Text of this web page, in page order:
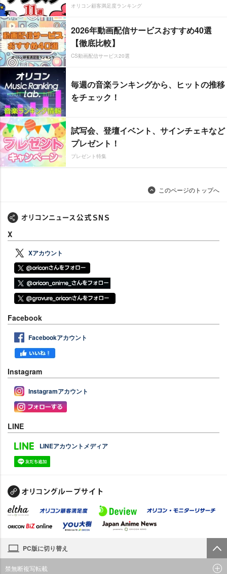
オリコン顧客満足度ランキング
2026年動画配信サービスおすすめ40選
【徹底比較】
CS動画配信サービス20選
毎週の音楽ランキングから、ヒットの推移
をチェック！
試写会、登壇イベント、サインチェキなど
プレゼント！
プレゼント特集
このページのトップへ
X
Xアカウント
Facebook
Facebookアカウント
Instagram
Instagramアカウント
LINE
LINEアカウントメディア
PC版に切り替え
禁無断複写転載